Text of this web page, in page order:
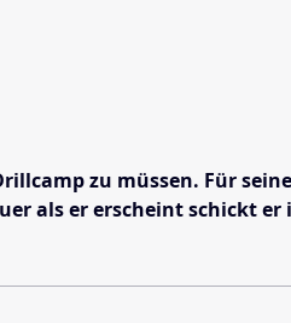
zu müssen. Für
als er erscheint schickt